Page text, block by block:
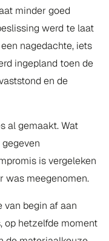
minder goed
werd te laat
nagedachte, iets
ingepland toen de
en de
al gemaakt. Wat
is vergeleken
was meegenomen.
begin af aan
op hetzelfde moment